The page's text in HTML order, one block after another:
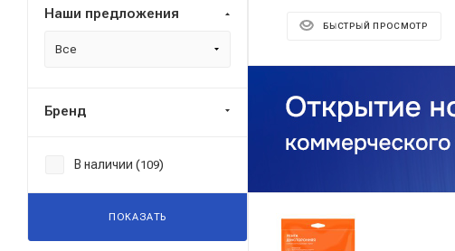
БЫСТРЫЙ ПРОСМОТР
Наши предложения
Все
Бренд
В наличии (109)
ПОКАЗАТЬ